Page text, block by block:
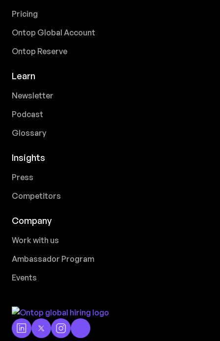
Pricing
Ontop Global Account
Ontop Reserve
Learn
Newsletter
Podcast
Glossary
Insights
Press
Competitors
Company
Work with us
Ambassador Program
Events